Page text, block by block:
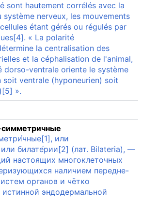
sont hautement corrélés avec la
nerveux, les mouvements
étant gérés ou régulés par
« La polarité
la centralisation des
et la céphalisation de l'animal,
dorso-ventrale oriente le système
soit ventrale (hyponeurien) soit
».
или
билате́рии[2] (лат. Bilateria), —
настоящих многоклеточных
наличием передне-
органов и чётко
эндодермальной